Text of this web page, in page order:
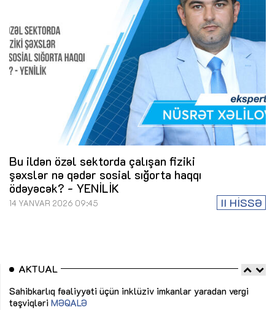
Bu ildən özəl sektorda çalışan fiziki
şəxslər nə qədər sosial sığorta haqqı
ödəyəcək? - YENİLİK
II HİSSƏ
14 YANVAR 2026 09:45
AKTUAL
Sahibkarlıq fəaliyyəti üçün inklüziv imkanlar yaradan vergi
təşviqləri MƏQALƏ